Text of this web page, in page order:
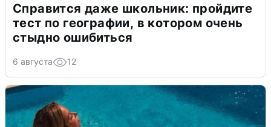
Справится даже школьник: пройдите
тест по географии, в котором очень
стыдно ошибиться
6 августа 12